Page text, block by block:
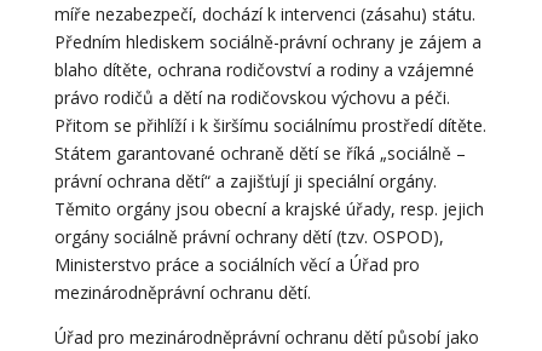
míře nezabezpečí, dochází k intervenci (zásahu) státu.
Předním hlediskem sociálně-právní ochrany je zájem a
blaho dítěte, ochrana rodičovství a rodiny a vzájemné
právo rodičů a dětí na rodičovskou výchovu a péči.
Přitom se přihlíží i k širšímu sociálnímu prostředí dítěte.
Státem garantované ochraně dětí se říká „sociálně –
právní ochrana dětí“ a zajišťují ji speciální orgány.
Těmito orgány jsou obecní a krajské úřady, resp. jejich
orgány sociálně právní ochrany dětí (tzv. OSPOD),
Ministerstvo práce a sociálních věcí a Úřad pro
mezinárodněprávní ochranu dětí.
Úřad pro mezinárodněprávní ochranu dětí působí jako